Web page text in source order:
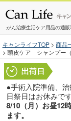
がん治療生活ケア用品の通
キャンライフTOP 商品
頭皮ケア シャンプー
●手術入院準備、
日祭日はお休みです
8/10（月）お昼12
ます。